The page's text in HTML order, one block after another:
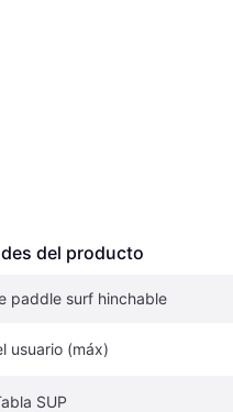
del producto
paddle surf hinchable
usuario (máx)
SUP